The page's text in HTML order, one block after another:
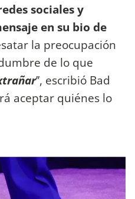
sociales y
en su bio de
la preocupación
de lo que
’’, escribió Bad
aceptar quiénes lo